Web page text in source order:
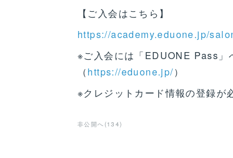
【ご入会はこちら】
https://academy.eduone.jp/
※ご入会には「EDUONE Pass」
（https://eduone.jp/）
※クレジットカード情報の登録が
非公開へ (134)